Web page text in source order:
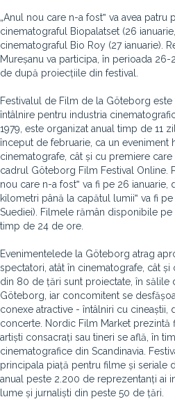
„Anul nou care n-a fost‟ va avea
cinematograful Biopalatset (26
cinematograful Bio Roy (27 ianuarie).
Mureșanu va participa, în perioada
de după proiecțiile din festival.
Festivalul de Film de la Göteborg
întâlnire pentru industria
1979, este organizat anual timp de 11
început de februarie, ca un
cinematografe, cât și cu premiere
cadrul Göteborg Film Festival Online.
nou care n-a fost‟ va fi pe 26 ianuarie,
kilometri până la capătul lumii‟ va fi
Suediei). Filmele rămân disponibile
timp de 24 de ore.
Evenimentelede la Göteborg atrag
spectatori, atât în cinematografe, cât
din 80 de țări sunt proiectate, în sălile
Göteborg, iar concomitent se
conexe atractive - întâlniri cu cineaștii,
concerte. Nordic Film Market prezintă
artiști consacrați sau tineri se află, în
cinematografice din Scandinavia.
principala piață pentru filme și seriale
anual peste 2.200 de reprezentanți ai
lume și jurnaliști din peste 50 de țări.